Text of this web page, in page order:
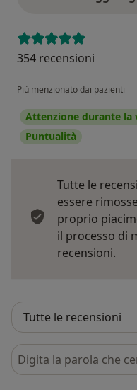
354 recensioni
Più menzionato dai pazienti
Attenzione durante la
Puntualità
Tutte le
essere
proprio
il processo di
recensioni.
Cerca nelle recensioni